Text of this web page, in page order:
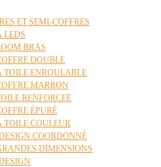
ET SEMI-COFFRES
LEDS
BRAS
DOUBLE
TOILE ENROULABLE
MARRON
RENFORCEE
ÉPURÉ
TOILE COULEUR
COORDONNÉ
DIMENSIONS